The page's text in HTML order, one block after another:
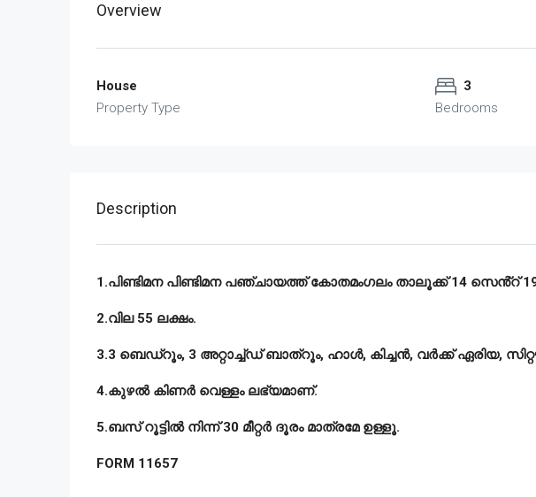
Overview
House
Property Type
3
Bedrooms
Description
1.പിണ്ടിമന പിണ്ടിമന പഞ്ചായത്ത് കോതമംഗലം താലൂക്ക് 14 സെൻ്റ്
2.വില 55 ലക്ഷം.
3.3 ബെഡ്റൂം, 3 അറ്റാച്ച്ഡ് ബാത്റൂം, ഹാൾ, കിച്ചൻ, വർക്ക് ഏരിയ,
4.കുഴൽ കിണർ വെള്ളം ലഭ്യമാണ്.
5.ബസ് റൂട്ടിൽ നിന്ന് 30 മീറ്റർ ദൂരം മാത്രമേ ഉള്ളൂ.
FORM 11657